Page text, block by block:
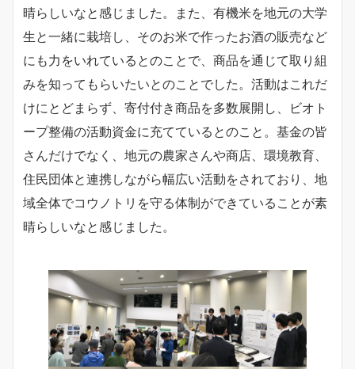
晴らしいなと感じました。また、有機米を地元の大学
生と一緒に栽培し、そのお米で作ったお酒の販売など
にも力をいれているとのことで、商品を通じて取り組
みを知ってもらいたいとのことでした。活動はこれだ
けにとどまらず、寄付付き商品を多数展開し、ビオト
ープ整備の活動資金に充てているとのこと。基金の皆
さんだけでなく、地元の農家さんや商店、環境教育、
住民団体と連携しながら幅広い活動をされており、地
域全体でコウノトリを守る体制ができていることが素
晴らしいなと感じました。